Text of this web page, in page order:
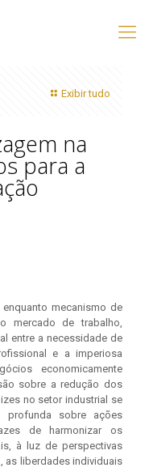
Exibir tudo
na
para a
mecanismo de
mercado de trabalho,
entre a necessidade de
e a imperiosa
economicamente
sobre a redução dos
no setor industrial se
profunda sobre ações
de harmonizar os
à luz de perspectivas
as liberdades individuais